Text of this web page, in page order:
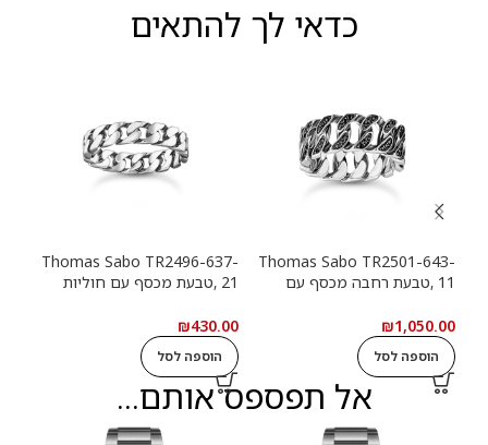
כדאי לך להתאים
Thomas Sabo TR2501-643-
11 ,טבעת רחבה מכסף עם
₪1,050.00
הוספה לסל
Thomas Sabo TR2496-637-
21 ,טבעת מכסף עם חוליות
₪430.00
הוספה לסל
אל תפספס אותם...